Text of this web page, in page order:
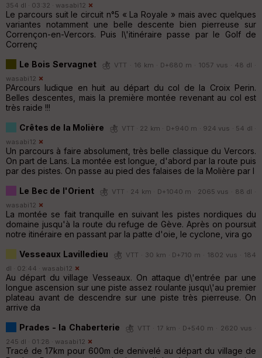
354 dl · 03:32 · wasabi12
Le parcours suit le circuit n°5 « La Royale » mais avec quelques
variantes notamment une belle descente bien pierreuse sur
Corrençon-en-Vercors. Puis l\'itinéraire passe par le Golf de
Correnç
Le Bois Servagnet
VTT · 16 km · D+680 m · 1057 vus · 48 dl ·
wasabi12
PArcours ludique en huit au départ du col de la Croix Perin.
Belles descentes, mais la première montée revenant au col est
très raide !!!
Crêtes de la Molière
VTT · 22 km · D+940 m · 924 vus · 54 dl ·
wasabi12
Un parcours à faire absolument, très belle classique du Vercors.
On part de Lans. La montée est longue, d'abord par la route puis
par des pistes. On passe au pied des falaises de la Molière par l
Le Bec de l'Orient
VTT · 24 km · D+1040 m · 2065 vus · 88 dl ·
wasabi12
La montée se fait tranquille en suivant les pistes nordiques du
domaine jusqu'à la route du refuge de Gève. Après on poursuit
notre itinéraire en passant par la patte d'oie, le cyclone, vira go
Vesseaux Lavilledieu
VTT · 30 km · D+710 m · 1802 vus · 184
dl · 02:44 · wasabi12
Au départ du village Vesseaux. On attaque d\'entrée par une
longue ascension sur une piste assez roulante jusqu\'au premier
plateau avant de descendre sur une piste très pierreuse. On
arrive da
Prades - la Chaberterie
VTT · 17 km · D+540 m · 2620 vus ·
245 dl · 01:28 · wasabi12
Tracé de 17km pour 600m de denivelé au départ du village de